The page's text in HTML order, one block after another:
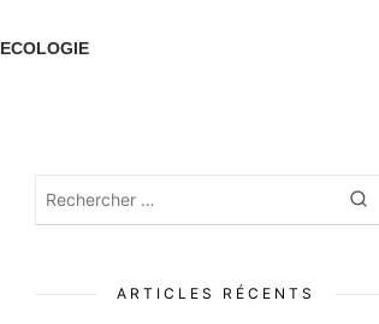
ECOLOGIE
Rechercher
ARTICLES RÉCENTS